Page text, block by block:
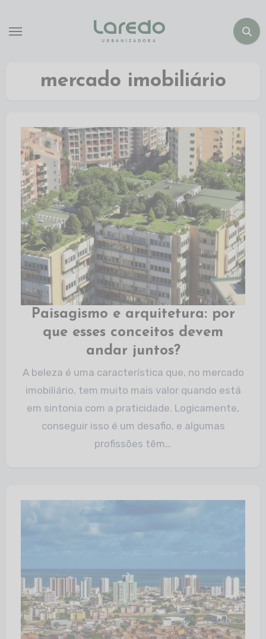
mercado imobiliário
Paisagismo e arquitetura: por
que esses conceitos devem
andar juntos?
A beleza é uma característica que, no mercado
imobiliário, tem muito mais valor quando está
em sintonia com a praticidade. Logicamente,
conseguir isso é um desafio, e algumas
profissões têm…